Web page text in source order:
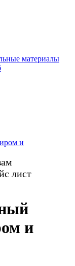
материалы
и
лист
и